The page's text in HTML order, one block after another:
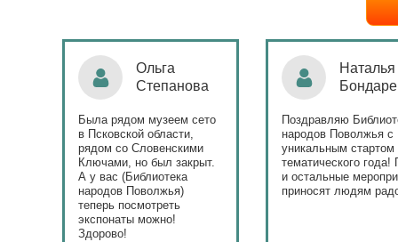
Ольга
Степанова
Была рядом музеем сето
в Псковской области,
рядом со Словенскими
Ключами, но был закрыт.
А у вас (Библиотека
народов Поволжья)
теперь посмотреть
экспонаты можно!
Здорово!
Наталья
Поздравляю
народов Поволжья с
уникальным стартом
тематического года!
и остальные
приносят людям